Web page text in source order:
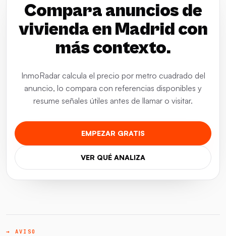
Compara anuncios de
vivienda en Madrid con
más contexto.
InmoRadar calcula el precio por metro cuadrado del
anuncio, lo compara con referencias disponibles y
resume señales útiles antes de llamar o visitar.
EMPEZAR GRATIS
VER QUÉ ANALIZA
→ AVISO